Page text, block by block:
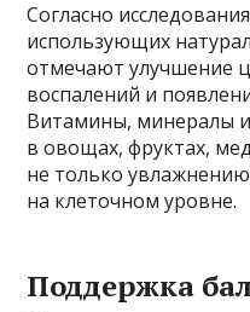
Согласно
использующих
отмечают улучшение
воспалений и
Витамины, минералы
в овощах, фруктах,
не только
на клеточном уровне.
Поддержка